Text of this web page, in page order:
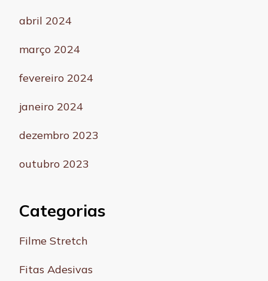
abril 2024
março 2024
fevereiro 2024
janeiro 2024
dezembro 2023
outubro 2023
Categorias
Filme Stretch
Fitas Adesivas